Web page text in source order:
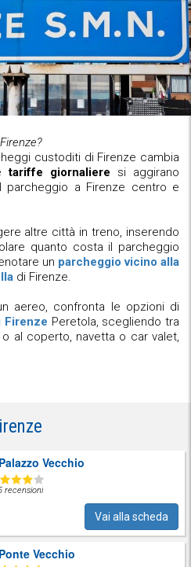
custoditi di Firenze cambia
tariffe giornaliere si aggirano
parcheggio a Firenze centro e
altre città in treno, inserendo
quanto costa il parcheggio
un parcheggio vicino alla
di Firenze.
aereo, confronta le opzioni di
Firenze Peretola, scegliendo tra
al coperto, navetta o car valet,
Vecchio
recensioni
Vai alla scheda
Vecchio